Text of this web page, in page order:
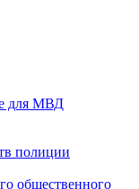
для МВД
полиции
общественного